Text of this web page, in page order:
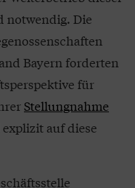
notwendig. Die
Bayern forderten
für
Stellungnahme
auf diese